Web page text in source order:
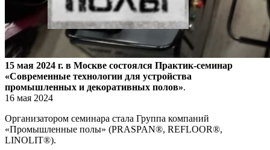
15 мая 2024 г. в Москве состоялся Практик-семинар
«Современные технологии для устройства
промышленных и декоративных полов».
16 мая 2024
Организатором семинара стала Группа компаний
«Промышленные полы» (PRASPAN®, REFLOOR®,
LINOLIT®).